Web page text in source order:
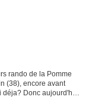
rando de la Pomme
(38), encore avant
Donc aujourd'hui